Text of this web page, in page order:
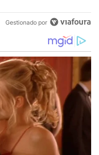
Gestionado por